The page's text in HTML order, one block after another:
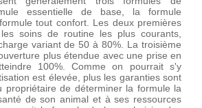
essentielle de base, la formule
tout confort. Les deux premières
soins de routine les plus courants,
variant de 50 à 80%. La troisième
plus étendue avec une prise en
100%. Comme on pourrait s'y
est élevée, plus les garanties sont
propriétaire de déterminer la formule la
de son animal et à ses ressources